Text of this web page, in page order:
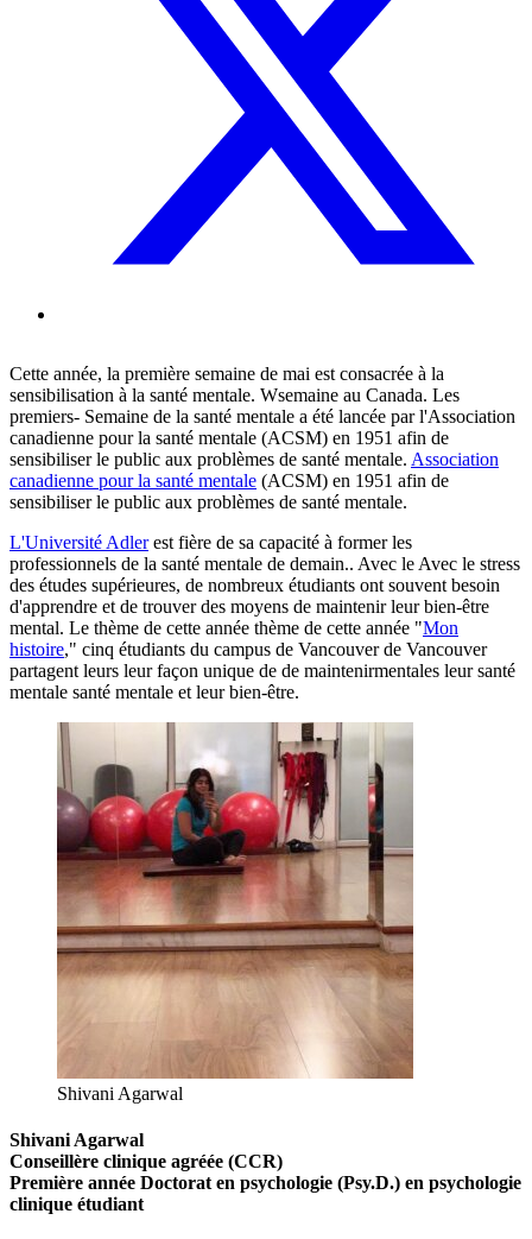
Cette année, la première semaine de mai est consacrée à la
sensibilisation à la santé mentale. Wsemaine au Canada. Les
premiers- Semaine de la santé mentale a été lancée par l'Association
canadienne pour la santé mentale (ACSM) en 1951 afin de
sensibiliser le public aux problèmes de santé mentale. Association
canadienne pour la santé mentale (ACSM) en 1951 afin de
sensibiliser le public aux problèmes de santé mentale.
L'Université Adler est fière de sa capacité à former les
professionnels de la santé mentale de demain.. Avec le Avec le stress
des études supérieures, de nombreux étudiants ont souvent besoin
d'apprendre et de trouver des moyens de maintenirleur bien-être
mental. Le thème de cette année thème de cette année "Mon
histoire," cinq étudiants du campus de Vancouver de Vancouver
partagent leurs leur façon unique de de maintenirmentales leur santé
mentale santé mentale et leur bien-être.
Shivani Agarwal
Shivani Agarwal
Conseillère clinique agréée (CCR)
Première année Doctorat en psychologie (Psy.D.) en psychologie
clinique étudiant